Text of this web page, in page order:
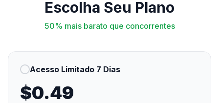
Escolha Seu Plano
50% mais barato que concorrentes
Acesso Limitado 7 Dias
$0.49